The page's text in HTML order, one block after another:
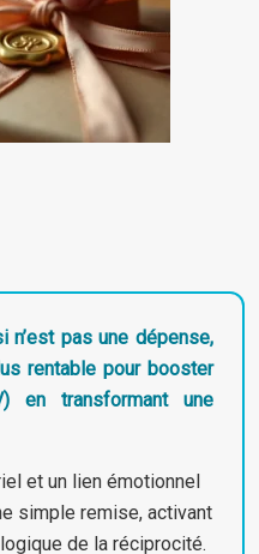
n’est pas une dépense,
rentable pour booster
en transformant une
et un lien émotionnel
simple remise, activant
de la réciprocité.